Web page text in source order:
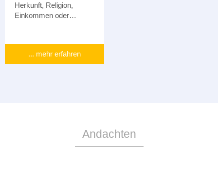
Herkunft, Religion,
Einkommen oder
Angebote.
... mehr erfahren
Andachten